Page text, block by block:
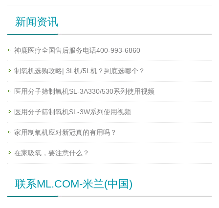
新闻资讯
神鹿医疗全国售后服务电话400-993-6860
制氧机选购攻略| 3L机/5L机？到底选哪个？
医用分子筛制氧机SL-3A330/530系列使用视频
医用分子筛制氧机SL-3W系列使用视频
家用制氧机应对新冠真的有用吗？
在家吸氧，要注意什么？
联系ML.COM-米兰(中国)